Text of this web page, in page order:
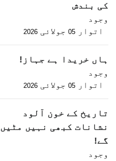
کی بندش
وجود
اتوار 05 جولائی 2026
ہاں خریدا ہے جہاز!
وجود
اتوار 05 جولائی 2026
تاریخ کے خون آلود
نشانات کبھی نہیں مٹیں
گے!
وجود